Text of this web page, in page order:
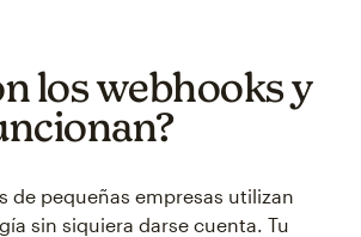
los webhooks y
de pequeñas empresas utilizan
sin siquiera darse cuenta. Tu